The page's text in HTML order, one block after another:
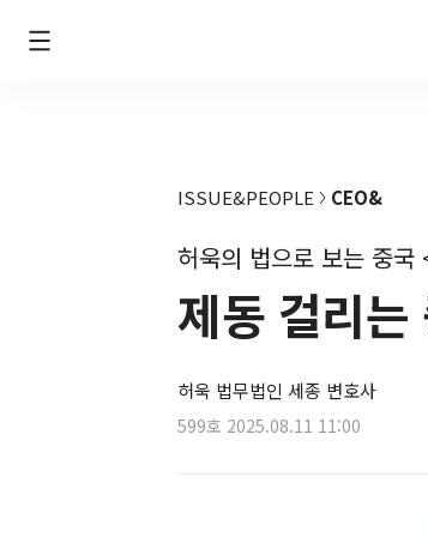
ISSUE&PEOPLE CEO&
허욱의 법으로 보는 중국
제동 걸리
허욱 법무법인 세종 변호사
599호 2025.08.11 11:00